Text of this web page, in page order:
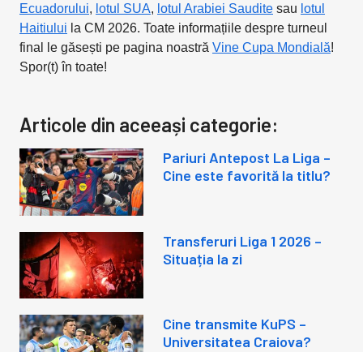
Ecuadorului, lotul SUA, lotul Arabiei Saudite sau lotul
Haitiului la CM 2026. Toate informațiile despre turneul
final le găsești pe pagina noastră Vine Cupa Mondială!
Spor(t) în toate!
Articole din aceeași categorie:
Pariuri Antepost La Liga –
Cine este favorită la titlu?
Transferuri Liga 1 2026 –
Situația la zi
Cine transmite KuPS –
Universitatea Craiova?